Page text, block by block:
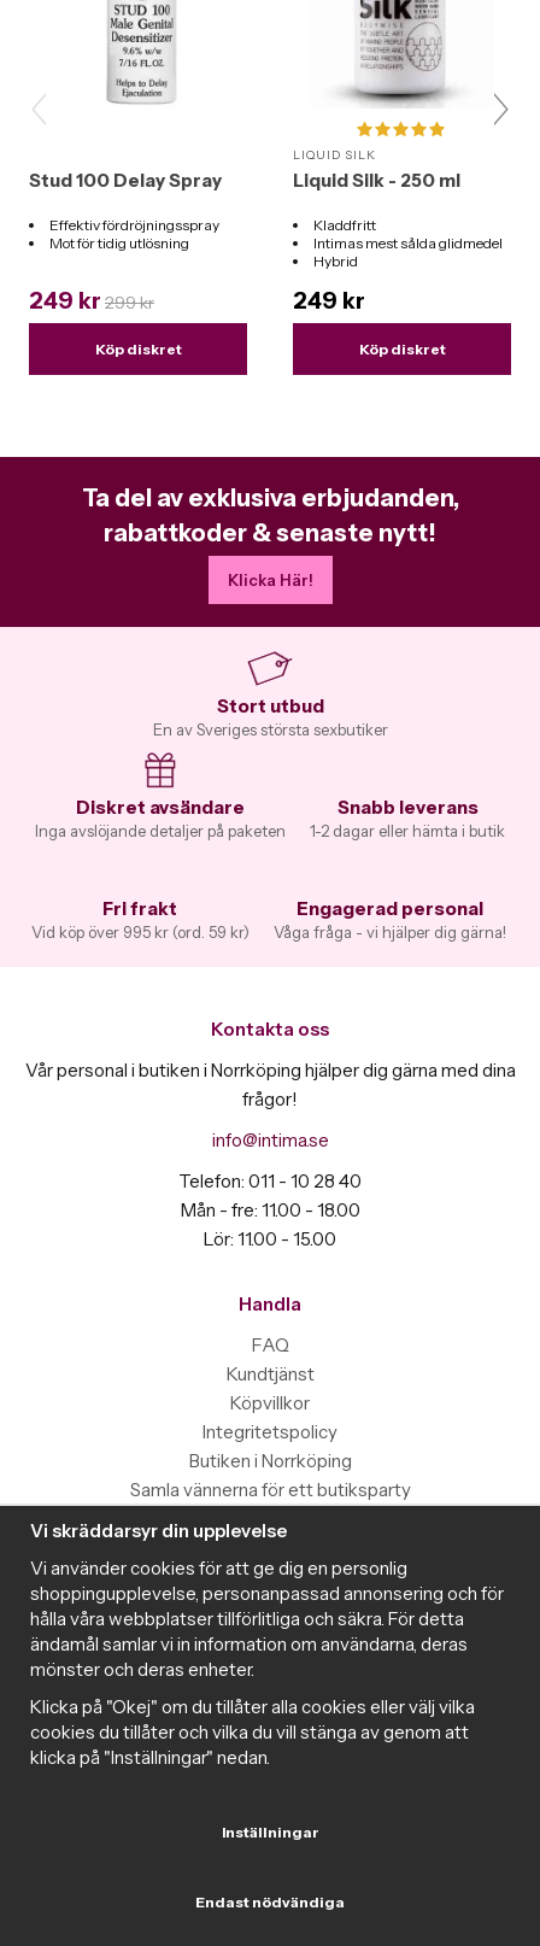
Stud 100 Delay Spray
Effektiv fördröjningsspray
Mot för tidig utlösning
249 kr 299 kr
Köp diskret
LIQUID SILK
Liquid Silk - 250 ml
Kladdfritt
Intimas mest sålda glidmedel
Hybrid
249 kr
Köp diskret
Ta del av exklusiva erbjudanden,
rabattkoder & senaste nytt!
Klicka Här!
Stort utbud
En av Sveriges största sexbutiker
Diskret avsändare
Inga avslöjande detaljer på paketen
Snabb leverans
1-2 dagar eller hämta i butik
Fri frakt
Vid köp över 995 kr (ord. 59 kr)
Engagerad personal
Våga fråga - vi hjälper dig gärna!
Kontakta oss
Vår personal i butiken i Norrköping hjälper dig gärna med dina
frågor!
info@intima.se
Telefon: 011 - 10 28 40
Mån - fre: 11.00 - 18.00
Lör: 11.00 - 15.00
Handla
FAQ
Kundtjänst
Köpvillkor
Integritetspolicy
Butiken i Norrköping
Samla vännerna för ett butiksparty
Information
Magazine
Populära produkter med toppbetyg
Nyhetsbrev
Om cookies
Samarbeta med Intima
Cookie inställningar
Följ oss gärna på sociala medier
Vi skräddarsyr din upplevelse
Vi använder cookies för att ge dig en personlig
shoppingupplevelse, personanpassad annonsering och för
hålla våra webbplatser tillförlitliga och säkra. För detta
ändamål samlar vi in information om användarna, deras
mönster och deras enheter.
Klicka på "Okej" om du tillåter alla cookies eller välj vilka
cookies du tillåter och vilka du vill stänga av genom att
klicka på "Inställningar" nedan.
Inställningar
Endast nödvändiga